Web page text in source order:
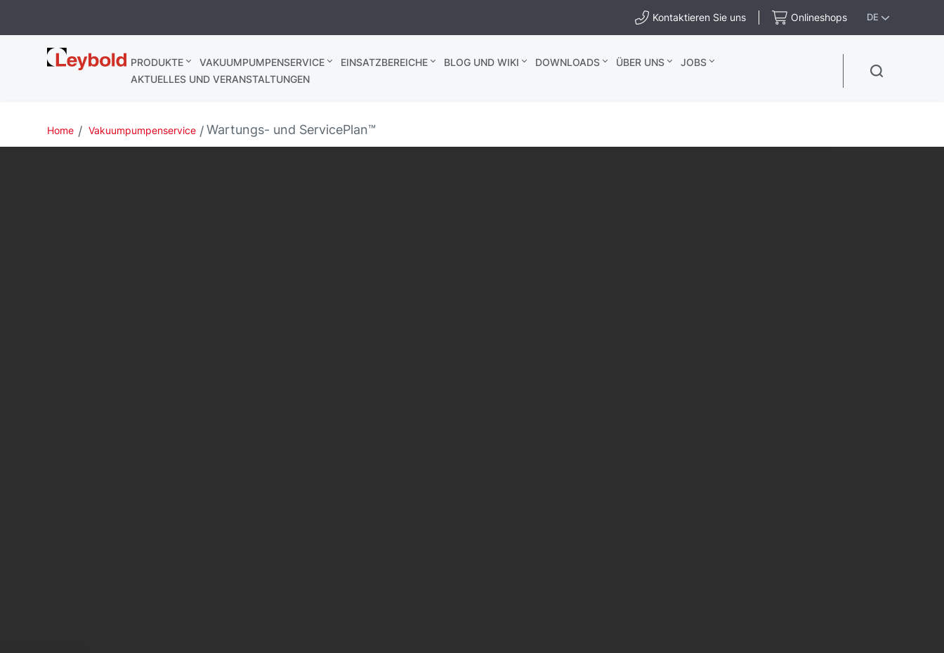
Kontaktieren Sie uns Onlineshops DE
Leybold
Deutschland
PRODUKTE VAKUUMPUMPENSERVICE EINSATZBEREICHE BLOG UND WIKI DOWNLOADS ÜBER UNS
JOBS
AKTUELLES UND VERANSTALTUNGEN
Home Vakuumpumpenservice Wartungs- und ServicePlan™